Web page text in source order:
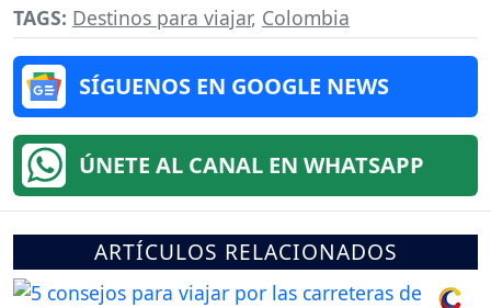
TAGS: Destinos para viajar, Colombia
SÍGUENOS EN GOOGLE NEWS
ÚNETE AL CANAL EN WHATSAPP
ARTÍCULOS RELACIONADOS